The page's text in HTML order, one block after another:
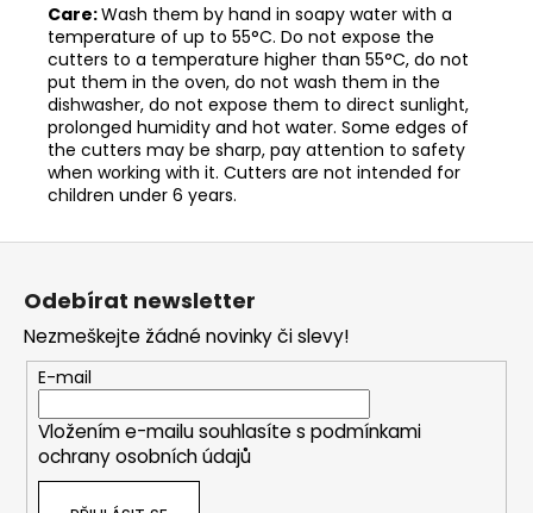
Care:Wash them by hand in soapy water with a
temperature of up to 55°C. Do not expose the
cutters to a temperature higher than 55°C, do not
put them in the oven, do not wash them in the
dishwasher, do not expose them to direct sunlight,
prolonged humidity and hot water. Some edges of
the cutters may be sharp, pay attention to safety
when working with it. Cutters are not intended for
children under 6 years.
Z
Odebírat newsletter
Nezmeškejte žádné novinky či slevy!
E-mail
Vložením e-mailu souhlasíte s podmínkami
ochrany osobních údajů